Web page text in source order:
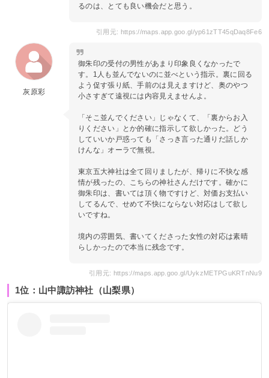
るのは、とても良い機会だと思う。
引用元: https://maps.app.goo.gl/yp61zTT45qDaq8Fe6
灰原彩
御朱印の受付の男性があまり印象良くなかったで
す。1人も並んでないのに並べという指示。裏に回る
よう促す張り紙、手前のは見えますけど、奥のやつ
小さすぎて遠視には内容見えませんよ。
「そこ並んでください」じゃなくて、「裏からお入
りください」とか的確に指示して欲しかった。どう
していいか戸惑っても「さっき言った通りだ話しか
けんな」オーラで無視。
東京五大神社は全て回りましたが、帰りに不快な感
情が残ったの、こちらの神社さんだけです。確かに
御朱印は、書いては頂く物ですけど、対価お支払い
してるんで、せめて不快にならない対応はして欲し
いですね。
境内の雰囲気、書いてくださった女性の対応は素晴
らしかったので本当に残念です。
引用元: https://maps.app.goo.gl/UykzMETPGuKRTnNu9
1位：山中諏訪神社（山梨県）